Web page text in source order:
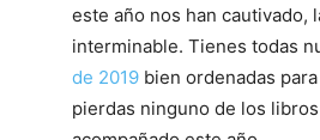
este año nos han cautivado,
interminable. Tienes todas
de 2019 bien ordenadas
pierdas ninguno de los